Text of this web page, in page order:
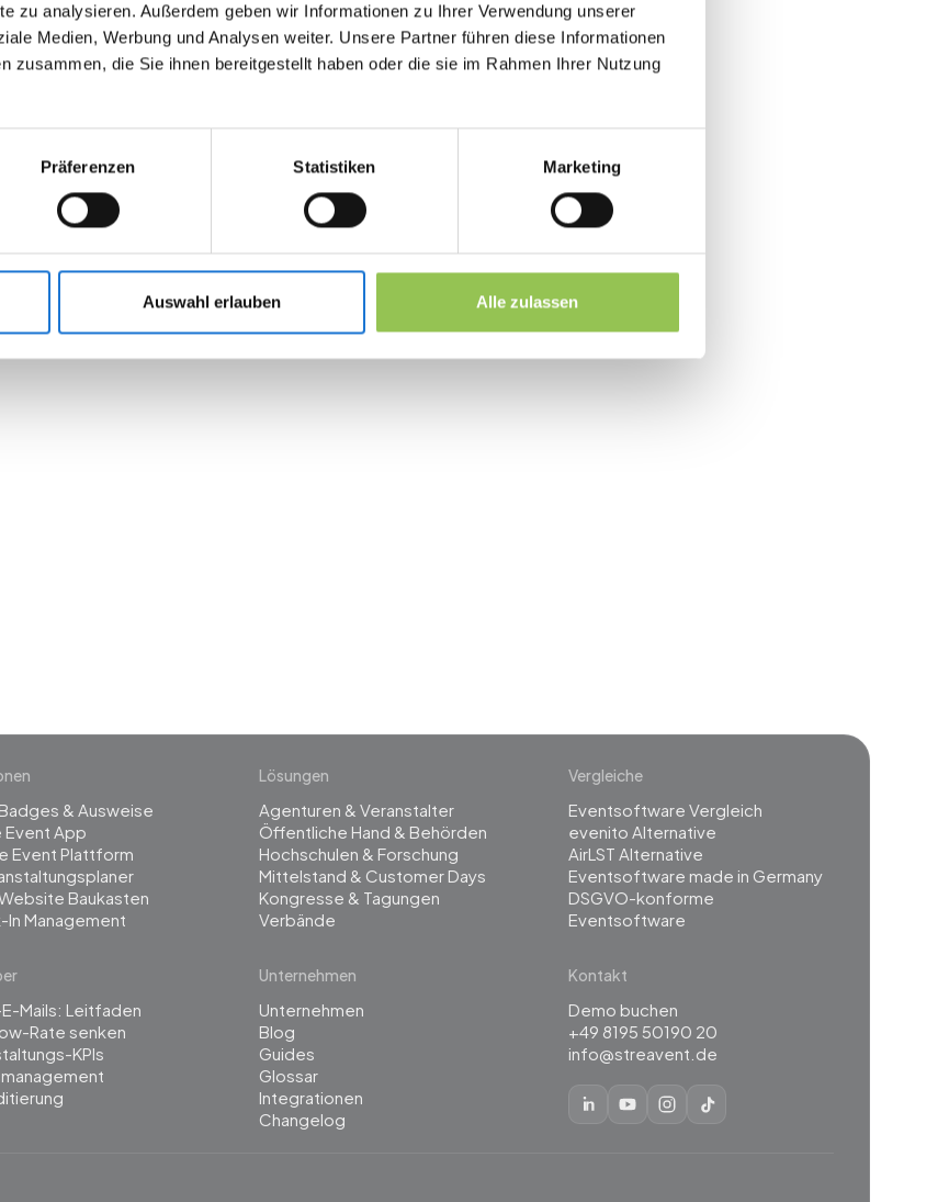
zu analysieren. Außerdem geben wir Informationen zu Ihrer Verwendung unserer
Medien, Werbung und Analysen weiter. Unsere Partner führen diese Informationen
zusammen, die Sie ihnen bereitgestellt haben oder die sie im Rahmen Ihrer Nutzung
Präferenzen Statistiken Marketing
Auswahl erlauben Alle zulassen
LinkedIn und Branchen-Communities
Partner- und Speaker-Co-Promotion
Typische Setups: Eventmarketing
Anforderungsliste auf Registrierung, Check-in und Reporting-Module
Integrationstest mit CRM, Payment und E-Mail vor dem ersten Live-Event
& Ausweise
Event App
Event Plattform
Baukasten
In Management
Lösungen
Agenturen & Veranstalter
Öffentliche Hand & Behörden
Hochschulen & Forschung
Mittelstand & Customer Days
Kongresse & Tagungen
Verbände
Vergleiche
Eventsoftware Vergleich
evenito Alternative
AirLST Alternative
Eventsoftware made in Germany
DSGVO-konforme
Eventsoftware
Mails: Leitfaden
Rate senken
KPIs
Unternehmen
Unternehmen
Blog
Guides
Glossar
Integrationen
Changelog
Kontakt
Demo buchen
+49 8195 50190 20
info@streavent.de